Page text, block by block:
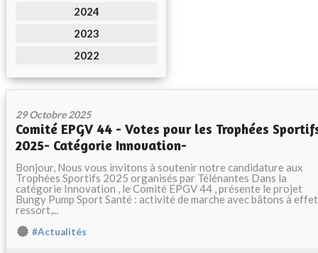
2024
2023
2022
29 Octobre 2025
Comité EPGV 44 - Votes pour les Trophées
2025- Catégorie Innovation-
Bonjour, Nous vous invitons à soutenir notre candidature aux
Trophées Sportifs 2025 organisés par Télénantes Dans la
catégorie Innovation , le Comité EPGV 44 , présente le projet
Bungy Pump Sport Santé : activité de marche avec bâtons à effet
ressort,...
#Actualités